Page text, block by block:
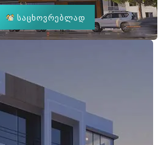
საცხოვრებლად